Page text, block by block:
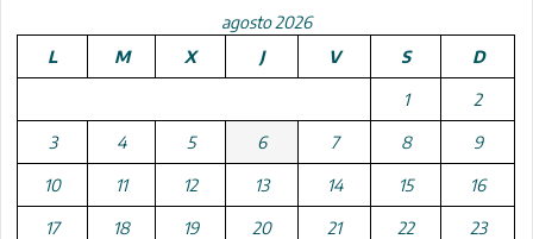
agosto 2026
L
M X J V S D
1 2
3 4 5 6 7 8 9
10 11 12 13 14 15 16
17 18 19 20 21 22 23